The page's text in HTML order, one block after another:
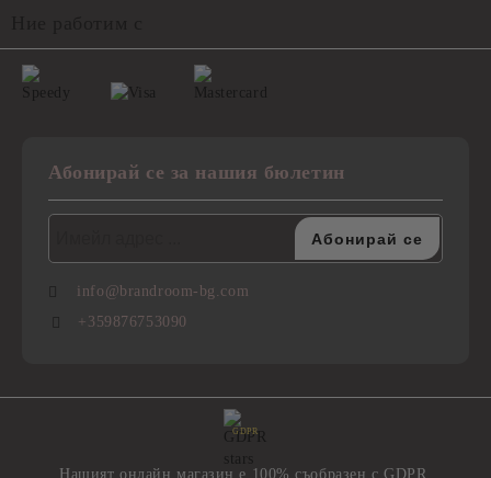
Абонирай се за нашия бюлетин
info@brandroom-bg.com
+359876753090
GDPR
Нашият онлайн магазин е 100% съобразен с GDPR.